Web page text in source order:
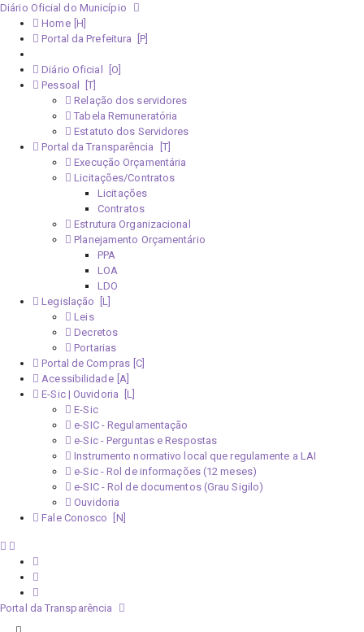
Diário Oficial do Município
Home
Portal da Prefeitura
Diário Oficial
Pessoal
Relação dos servidores
Tabela Remuneratória
Estatuto dos Servidores
Portal da Transparência
Execução Orçamentária
Licitações/Contratos
Licitações
Contratos
Estrutura Organizacional
Planejamento Orçamentário
PPA
LOA
LDO
Legislação
Leis
Decretos
Portarias
Portal de Compras
Acessibilidade
E-Sic | Ouvidoria
E-Sic
e-SIC - Regulamentação
e-Sic - Perguntas e Respostas
Instrumento normativo local que regulamente a LAI
e-Sic - Rol de informações (12 meses)
e-SIC - Rol de documentos (Grau Sigilo)
Ouvidoria
Fale Conosco
Portal da Transparência